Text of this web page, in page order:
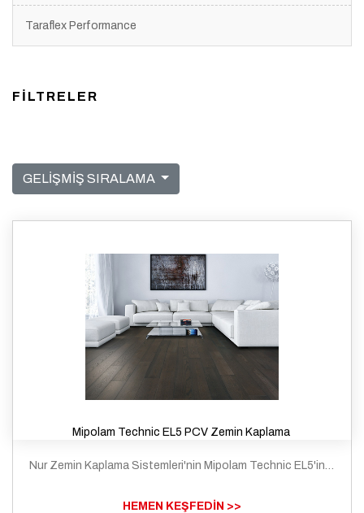
Taraflex Performance
FİLTRELER
GELİŞMİŞ SIRALAMA
Mipolam Technic EL5 PCV Zemin Kaplama
Nur Zemin Kaplama Sistemleri'nin Mipolam Technic EL5'in barındırdığı özelliklerle ticari yer döşemelerinde kullanılması, ESD kalıcı kondüktif döşeme sistemi, 6 teknik desen, Üretimden 28 gün sonra TVOC değeri < 10µg/m3 => iç hava kalitesi, Homojen Katman, fayanslarda bulunan 5 x 104 ≤ Rt ≤ 106 (EN 1081) elektrik direncine sahip, statik iletken, esnek homojen vinil bir zemin kaplamadır. İletken karbon kaplı PVC peletler ile kalıcı statik iletken özellikler yaratır. Daha birçok marka ile son derece kaliteli ve zengin ürün yelpazesiyle en yeni teknojileri kullanarak zemin ömrünü maximuma ulaştıracak tüm mekanlarda uygulanabilen dayanıklı her türlü zemin sistemlerini kurar.
HEMEN KEŞFEDİN >>